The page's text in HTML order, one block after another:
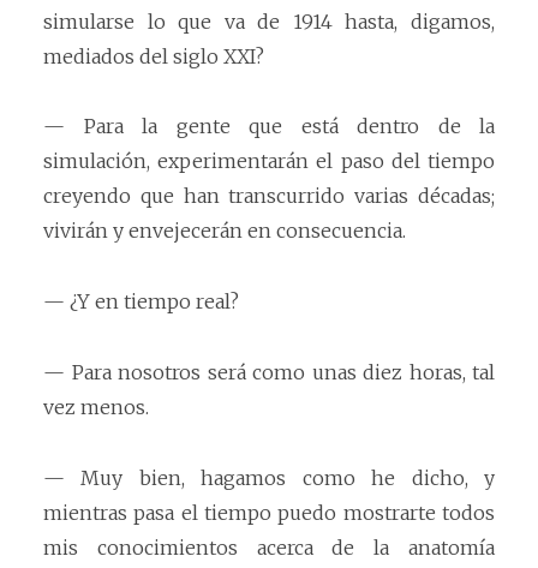
simularse lo que va de 1914 hasta, digamos,
mediados del siglo XXI?
— Para la gente que está dentro de la
simulación, experimentarán el paso del tiempo
creyendo que han transcurrido varias décadas;
vivirán y envejecerán en consecuencia.
— ¿Y en tiempo real?
— Para nosotros será como unas diez horas, tal
vez menos.
— Muy bien, hagamos como he dicho, y
mientras pasa el tiempo puedo mostrarte todos
mis conocimientos acerca de la anatomía